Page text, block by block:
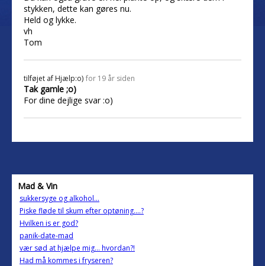
stykken, dette kan gøres nu.
Held og lykke.
vh
Tom
tilføjet af Hjælp:o) for 19 år siden
Tak gamle ;o)
For dine dejlige svar :o)
Mad & Vin
sukkersyge og alkohol...
Piske fløde til skum efter optøning....?
Hvilken is er god?
panik-date-mad
vær sød at hjælpe mig... hvordan?!
Had må kommes i fryseren?